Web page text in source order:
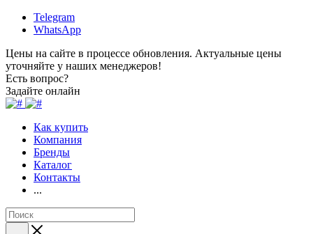
Telegram
WhatsApp
Цены на сайте в процессе обновления. Актуальные цены
уточняйте у наших менеджеров!
Есть вопрос?
Задайте онлайн
Как купить
Компания
Бренды
Каталог
Контакты
...